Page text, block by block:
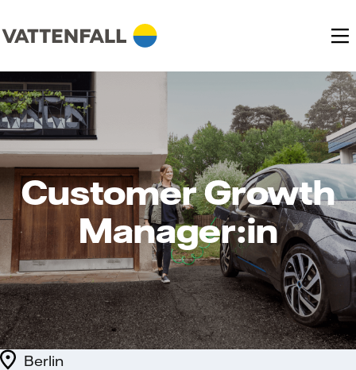
Customer Growth
Manager:in
Berlin